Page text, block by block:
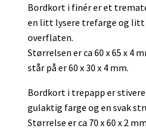
Bordkort i finér er et
en litt lysere trefarge og
overflaten.
Størrelsen er ca 60 x 65 x 4
står på er 60 x 30 x 4 mm.
Bordkort i trepapp er
gulaktig farge og en svak
Størrelse er ca 70 x 60 x 2